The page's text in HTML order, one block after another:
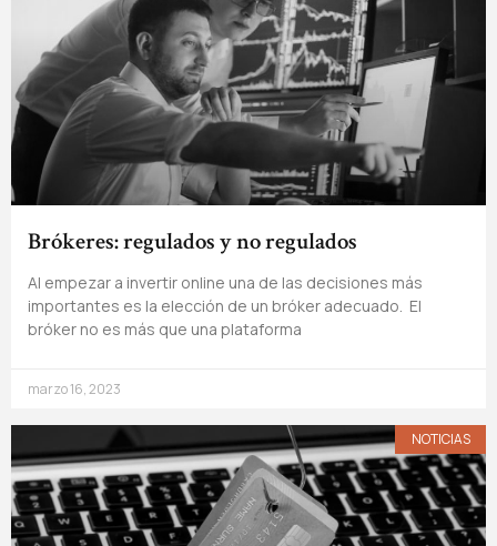
Brókeres: regulados y no regulados
Al empezar a invertir online una de las decisiones más
importantes es la elección de un bróker adecuado. El
bróker no es más que una plataforma
marzo 16, 2023
NOTICIAS